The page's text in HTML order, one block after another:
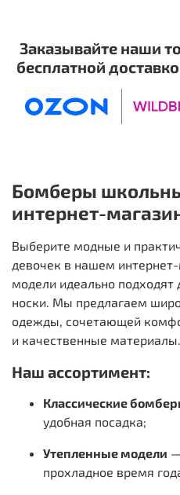
Заказывайте наши
бесплатной
Бомберы
интернет-
Выберите модные и
девочек в нашем
модели идеально
носки. Мы предлагаем
одежды, сочетающей
и качественные материалы.
Наш ассортимент:
Классические
удобная посадка;
Утепленные модели
прохладное время